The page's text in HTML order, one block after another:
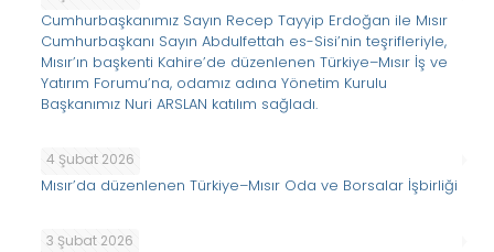
Cumhurbaşkanımız Sayın Recep Tayyip Erdoğan ile Mısır
Cumhurbaşkanı Sayın Abdulfettah es-Sisi’nin teşrifleriyle,
Mısır’ın başkenti Kahire’de düzenlenen Türkiye–Mısır İş ve
Yatırım Forumu’na, odamız adına Yönetim Kurulu
Başkanımız Nuri ARSLAN katılım sağladı.
4 Şubat 2026
Mısır’da düzenlenen Türkiye–Mısır Oda ve Borsalar İşbirliği
3 Şubat 2026